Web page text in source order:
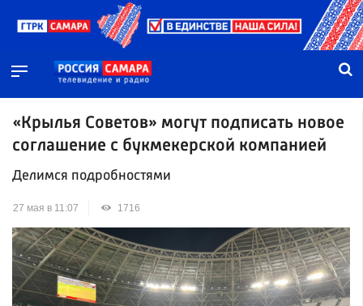
«Крылья Советов» могут подписать новое
соглашение с букмекерской компанией
Делимся подробностями
27 мая в 11:07 1716